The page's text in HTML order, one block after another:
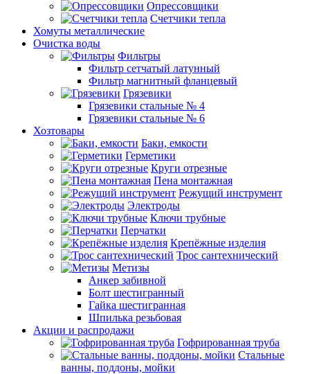
Опрессовщики
Счетчики тепла
Хомуты металлические
Очистка воды
Фильтры
Фильтр сетчатый латунный
Фильтр магнитный фланцевый
Грязевики
Грязевики стальные № 4
Грязевики стальные № 6
Хозтовары
Баки, емкости
Герметики
Круги отрезные
Пена монтажная
Режущий инструмент
Электроды
Ключи трубные
Перчатки
Крепёжные изделия
Трос сантехнический
Метизы
Анкер забивной
Болт шестигранный
Гайка шестигранная
Шпилька резьбовая
Акции и распродажи
Гофрированная труба
Стальные
ванны, поддоны, мойки